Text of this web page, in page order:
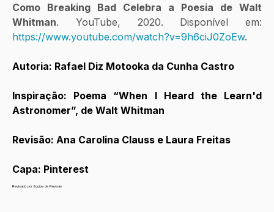
Como Breaking Bad Celebra a Poesia de Walt
Whitman
https://www.youtube.com/watch?v=9h6ciJ0ZoEw.
Autoria: Rafael Diz Motooka da Cunha Castro
Inspiração: Poema “When I Heard the Learn'd
Astronomer”, de Walt Whitman
Revisão: Ana Carolina Clauss e Laura Freitas
Capa: Pinterest
Revisado por Equipe de Revisão